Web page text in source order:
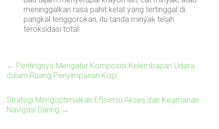
meninggalkan rasa pahit kelat yang tertinggal di
pangkal tenggorokan, itu tanda minyak telah
teroksidasi total.
← Pentingnya Mengatur Komposisi Kelembapan Udara
dalam Ruang Penyimpanan Kopi
Strategi Mengoptimalkan Efisiensi Akses dan Keamanan
Navigasi Daring →